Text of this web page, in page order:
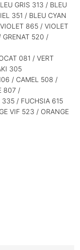
GRIS 313 / BLEU
351 / BLEU CYAN
VIOLET 865 / VIOLET
GRENAT 520 /
081 / VERT
305
/ CAMEL 508 /
807 /
335 / FUCHSIA 615
VIF 523 / ORANGE